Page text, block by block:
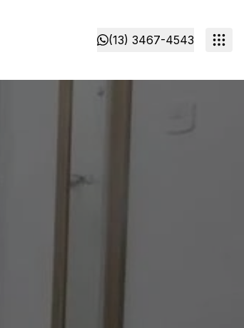
(13) 3467-4543